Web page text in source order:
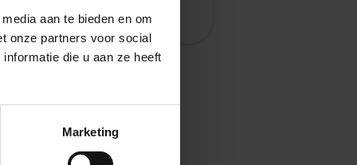
aan te bieden en om
onze partners voor social
die u aan ze heeft
Marketing